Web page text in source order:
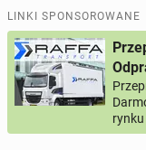
PROFILE
USŁUGI
LINKI SPONSOROWANE